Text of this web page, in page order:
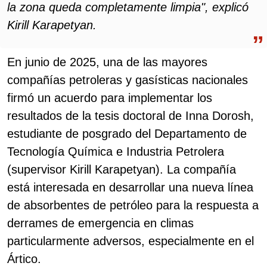
la zona queda completamente limpia", explicó
Kirill Karapetyan.
En junio de 2025, una de las mayores
compañías petroleras y gasísticas nacionales
firmó un acuerdo para implementar los
resultados de la tesis doctoral de Inna Dorosh,
estudiante de posgrado del Departamento de
Tecnología Química e Industria Petrolera
(supervisor Kirill Karapetyan). La compañía
está interesada en desarrollar una nueva línea
de absorbentes de petróleo para la respuesta a
derrames de emergencia en climas
particularmente adversos, especialmente en el
Ártico.